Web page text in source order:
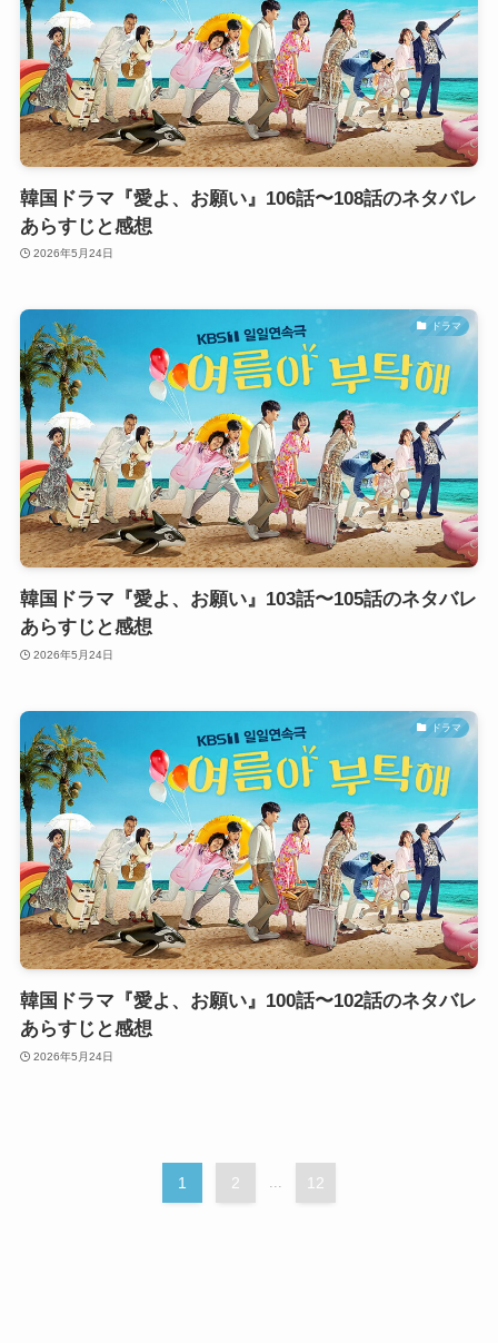
韓国ドラマ『愛よ、お願い』106話〜108話のネタバレ
あらすじと感想
2026年5月24日
ドラマ
韓国ドラマ『愛よ、お願い』103話〜105話のネタバレ
あらすじと感想
2026年5月24日
ドラマ
韓国ドラマ『愛よ、お願い』100話〜102話のネタバレ
あらすじと感想
2026年5月24日
1 2 ... 12